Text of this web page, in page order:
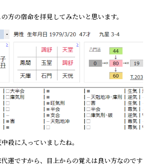
方の宿命を拝見してみたいと思います。
殺に入っていましたね。
代運ですから、目上からの覚えは良い方なのです